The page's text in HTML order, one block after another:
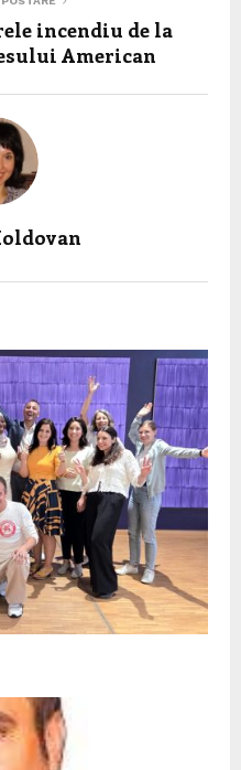
incendiu de la
American